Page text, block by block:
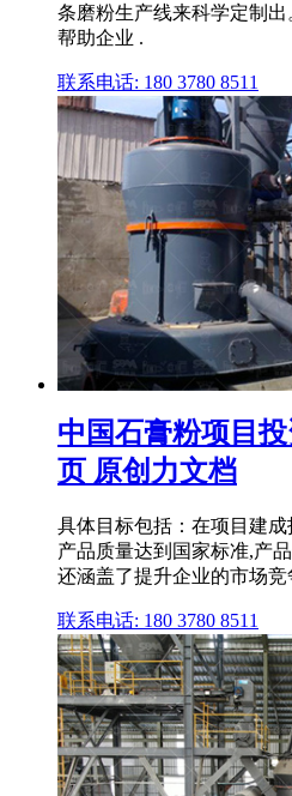
条磨粉生产线来科学定制
帮助企业 .
联系电话: 180 3780 8511
中国石膏粉项目
页 原创力文档
具体目标包括：在项目建
产品质量达到国家标准,产
还涵盖了提升企业的市场
联系电话: 180 3780 8511